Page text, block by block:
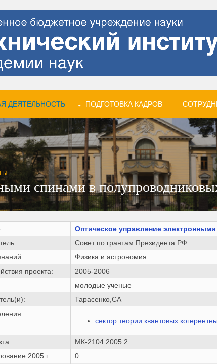
ДЕЯТЕЛЬНОСТЬ ПОДГОТОВКА КАДРОВ
спинами в
Оптическое управление
Совет по грантам Президента РФ
Физика и астрономия
проекта:
2005-2006
молодые ученые
Тарасенко,СА
сектор теории квантовых
МК-2104.2005.2
2005 г.:
0